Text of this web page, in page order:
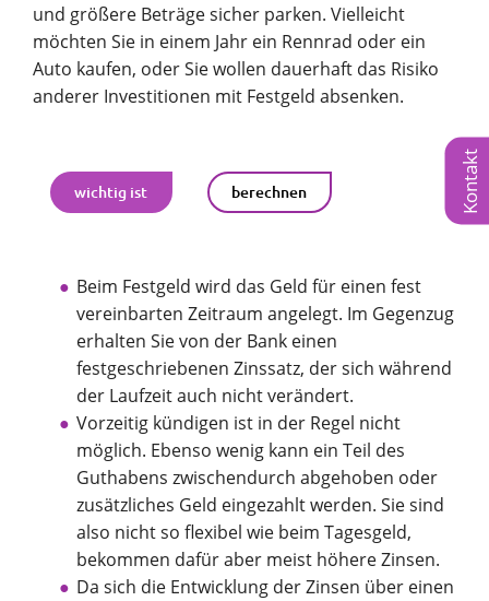
und größere Beträge sicher parken. Vielleicht
möchten Sie in einem Jahr ein Rennrad oder ein
Auto kaufen, oder Sie wollen dauerhaft das Risiko
anderer Investitionen mit Festgeld absenken.
wichtig ist berechnen
Beim Festgeld wird das Geld für einen fest
vereinbarten Zeitraum angelegt. Im Gegenzug
erhalten Sie von der Bank einen
festgeschriebenen Zinssatz, der sich während
der Laufzeit auch nicht verändert.
Vorzeitig kündigen ist in der Regel nicht
möglich. Ebenso wenig kann ein Teil des
Guthabens zwischendurch abgehoben oder
zusätzliches Geld eingezahlt werden. Sie sind
also nicht so flexibel wie beim Tagesgeld,
bekommen dafür aber meist höhere Zinsen.
Da sich die Entwicklung der Zinsen über einen
Kontakt